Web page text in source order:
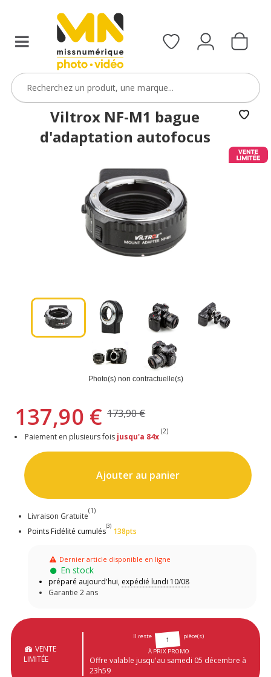
Viltrox NF-M1 bague
d'adaptation autofocus
Photo(s) non contractuelle(s)
137,90 € 173,90 €
Paiement en plusieurs fois jusqu'a 84x
(2)
Ajouter au panier
Livraison Gratuite
(1)
Points Fidélité cumulés
(3)
138pts
Dernier article disponible en ligne
En stock
préparé aujourd'hui, expédié lundi 10/08
Garantie 2 ans
VENTE
LIMITÉE
Il reste 1
pièce(s)
À PRIX PROMO
Offre valable jusqu'au samedi 05 décembre à
23h59